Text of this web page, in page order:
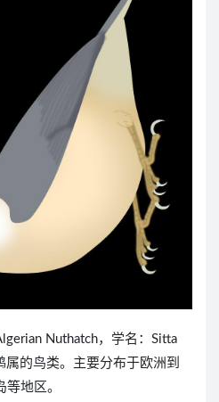
Nuthatch，学名：Sitta
属的鸟类。主要分布于欧洲到
地区。